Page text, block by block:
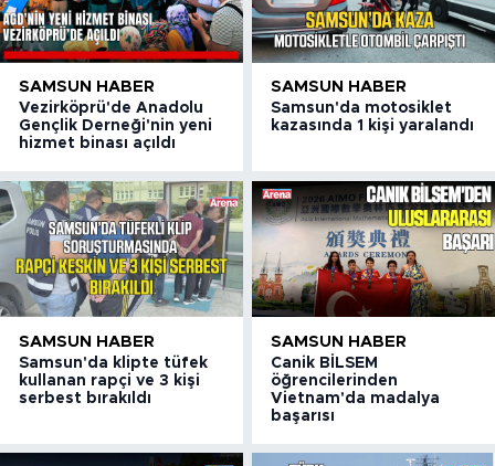
SAMSUN HABER
Vezirköprü'de Anadolu
Gençlik Derneği'nin yeni
hizmet binası açıldı
SAMSUN HABER
Samsun'da motosiklet
kazasında 1 kişi yaralandı
SAMSUN HABER
Samsun'da klipte tüfek
kullanan rapçi ve 3 kişi
serbest bırakıldı
SAMSUN HABER
Canik BİLSEM
öğrencilerinden
Vietnam'da madalya
başarısı